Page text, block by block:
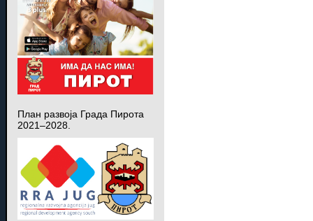
План развоја Града Пирота
2021–2028.